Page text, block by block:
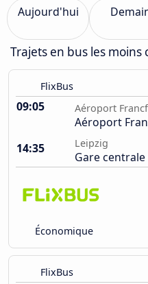
Aujourd'hui
Trajets en bus les moins
FlixBus
09:05 Aéroport
Aéroport
14:35
Leipzig
Gare centrale
Économique
FlixBus